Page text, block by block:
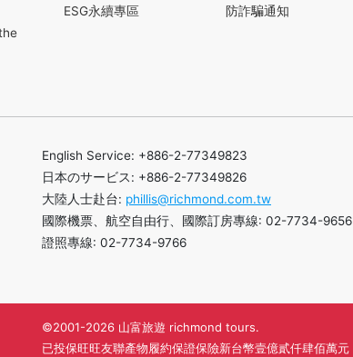
ESG永續專區
防詐騙通知
English Service: +886-2-77349823
日本のサービス: +886-2-77349826
大陸人士赴台: phillis@richmond.com.tw
國際機票、航空自由行、國際訂房專線: 02-7734-9656
證照專線: 02-7734-9766
©2001-2026 山富旅遊 richmond tours.
已投保旺旺友聯產物履約保證保險新台幣壹億貳仟肆佰萬元